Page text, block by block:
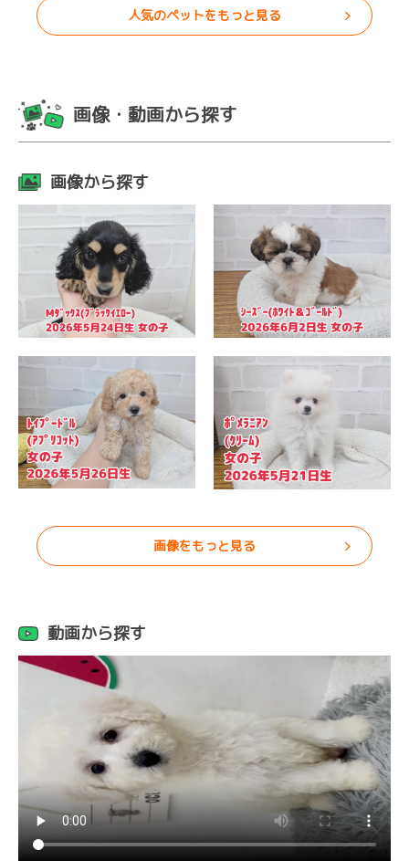
人気のペットをもっと見る
画像・動画から探す
画像から探す
画像をもっと見る
動画から探す